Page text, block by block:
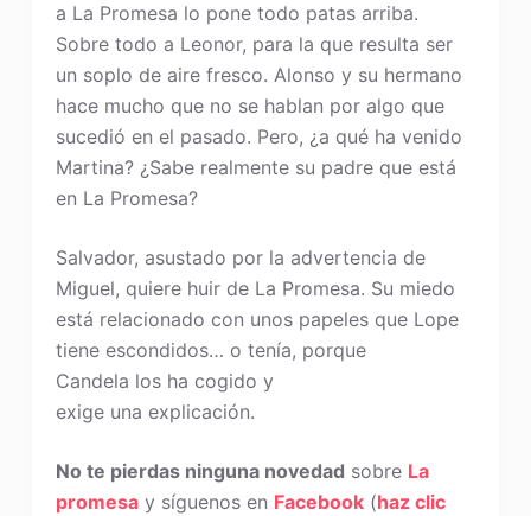
a La Promesa lo pone todo patas arriba.
Sobre todo a Leonor, para la que resulta ser
un soplo de aire fresco. Alonso y su hermano
hace mucho que no se hablan por algo que
sucedió en el pasado. Pero, ¿a qué ha venido
Martina? ¿Sabe realmente su padre que está
en La Promesa?
Salvador, asustado por la advertencia de
Miguel, quiere huir de La Promesa. Su miedo
está relacionado con unos papeles que Lope
tiene escondidos… o tenía, porque
Candela los ha cogido y
exige una explicación.
No te pierdas ninguna novedad sobre La
promesay síguenos en Facebook(haz clic